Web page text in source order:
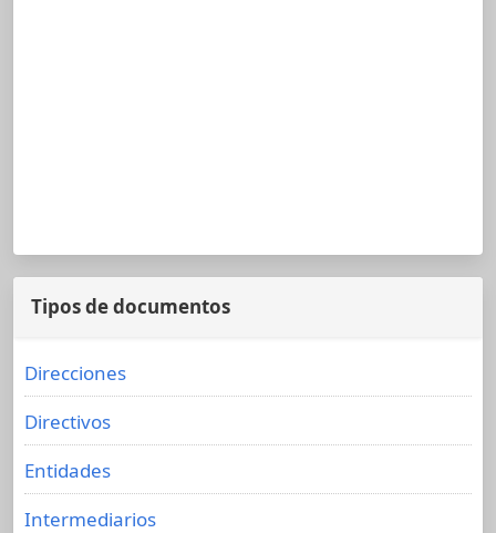
Tipos de documentos
Direcciones
Directivos
Entidades
Intermediarios